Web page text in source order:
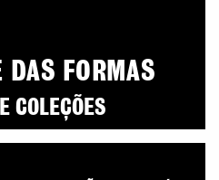
DAS FORMAS
COLEÇÕES